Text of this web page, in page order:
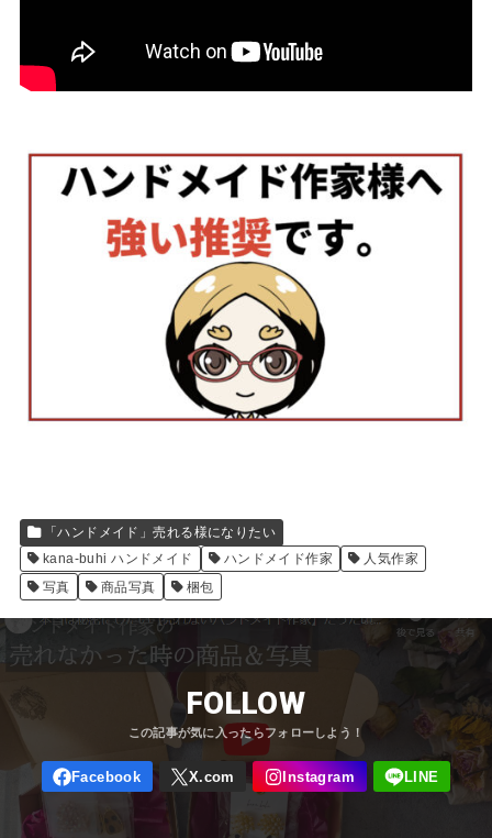
「ハンドメイド」売れる様になりたい
kana-buhi ハンドメイド
ハンドメイド作家
人気作家
写真
商品写真 梱包
FOLLOW